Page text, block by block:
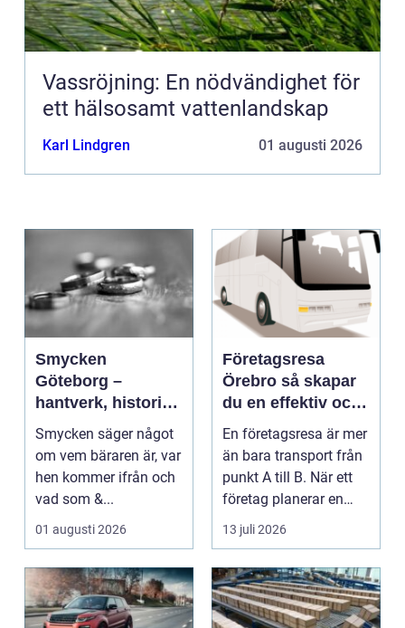
Vassröjning: En nödvändighet för
ett hälsosamt vattenlandskap
Karl Lindgren 01 augusti 2026
Smycken
Göteborg –
hantverk, historia
och personligt
uttryck
Smycken säger något
om vem bäraren är, var
hen kommer ifrån och
vad som &...
01 augusti 2026
Företagsresa
Örebro så skapar
du en effektiv och
minnesvärd resa
En företagsresa är mer
än bara transport från
punkt A till B. När ett
företag planerar en
resa för m...
13 juli 2026